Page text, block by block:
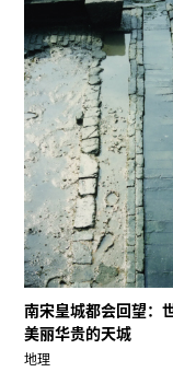
南宋皇城都会回望：
美丽华贵的天城
地理